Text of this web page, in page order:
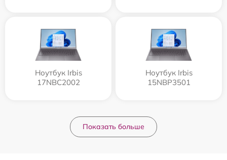
Ноутбук Irbis
17NBC2002
Ноутбук Irbis
15NBP3501
Показать больше